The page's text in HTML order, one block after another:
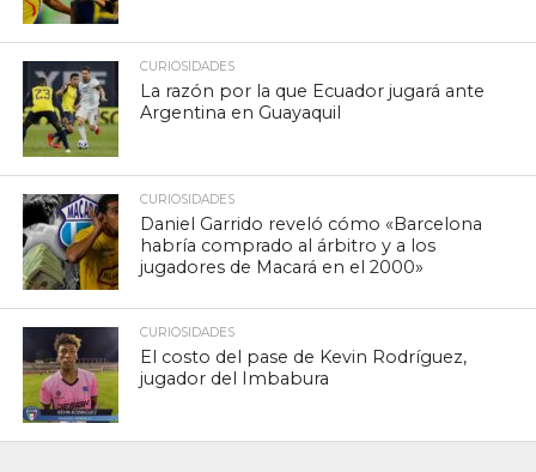
CURIOSIDADES
La razón por la que Ecuador jugará ante
Argentina en Guayaquil
CURIOSIDADES
Daniel Garrido reveló cómo «Barcelona
habría comprado al árbitro y a los
jugadores de Macará en el 2000»
CURIOSIDADES
El costo del pase de Kevin Rodríguez,
jugador del Imbabura